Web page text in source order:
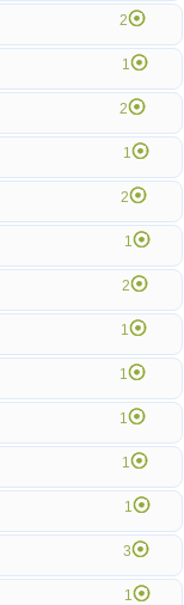
2
1
2
1
2
1
2
1
1
1
1
1
3
1